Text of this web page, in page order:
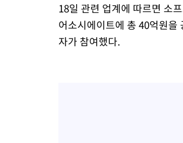
극한폭염 한풀 꺾이지만…'낮 최고 35도'
축구협회 "압수수색·성접대 논란 사과…
[속보]'압수수색·성접대 논란' 축구협회
18일 관련 업계에 따르면 소
어소시에이트에 총 40억원
자가 참여했다.